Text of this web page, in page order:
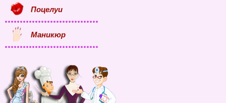
Поцелуи
Маникюр